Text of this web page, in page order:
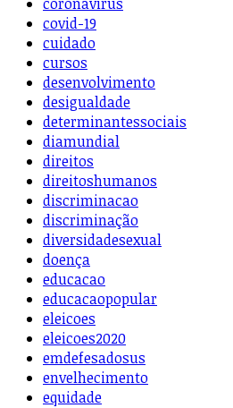
covid-19
cuidado
cursos
desenvolvimento
desigualdade
determinantessociais
diamundial
direitos
direitoshumanos
discriminacao
discriminação
diversidadesexual
doença
educacao
educacaopopular
eleicoes
eleicoes2020
emdefesadosus
envelhecimento
equidade